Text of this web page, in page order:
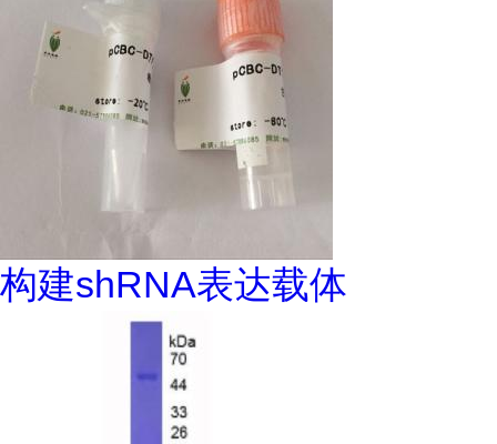
构建shRNA表达载体